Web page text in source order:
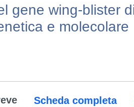
gene wing-blister
e molecolare
Scheda completa